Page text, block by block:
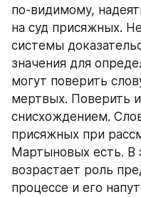
по-видимому,
на суд присяжных.
системы
значения для
могут поверить
мертвых. Поверить
снисхождением.
присяжных при
Мартыновых есть. В
возрастает роль
процессе и его